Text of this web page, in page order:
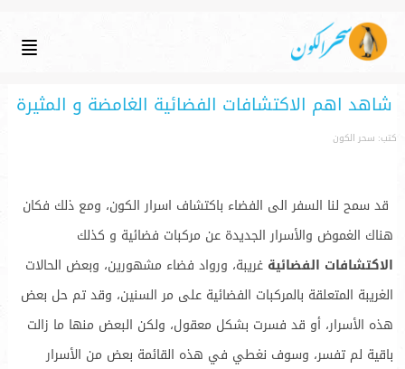
شاهد اهم الاكتشافات الفضائية الغامضة و المثيرة
كتب: سحر الكون
قد سمح لنا السفر الى الفضاء باكتشاف اسرار الكون، ومع ذلك فكان
هناك الغموض والأسرار الجديدة عن مركبات فضائية و كذلك
الاكتشافات الفضائية غريبة، ورواد فضاء مشهورين، وبعض الحالات
الغريبة المتعلقة بالمركبات الفضائية على مر السنين، وقد تم حل بعض
هذه الأسرار، أو قد فسرت بشكل معقول، ولكن البعض منها ما زالت
باقية لم تفسر، وسوف نغطي في هذه القائمة بعض من الأسرار